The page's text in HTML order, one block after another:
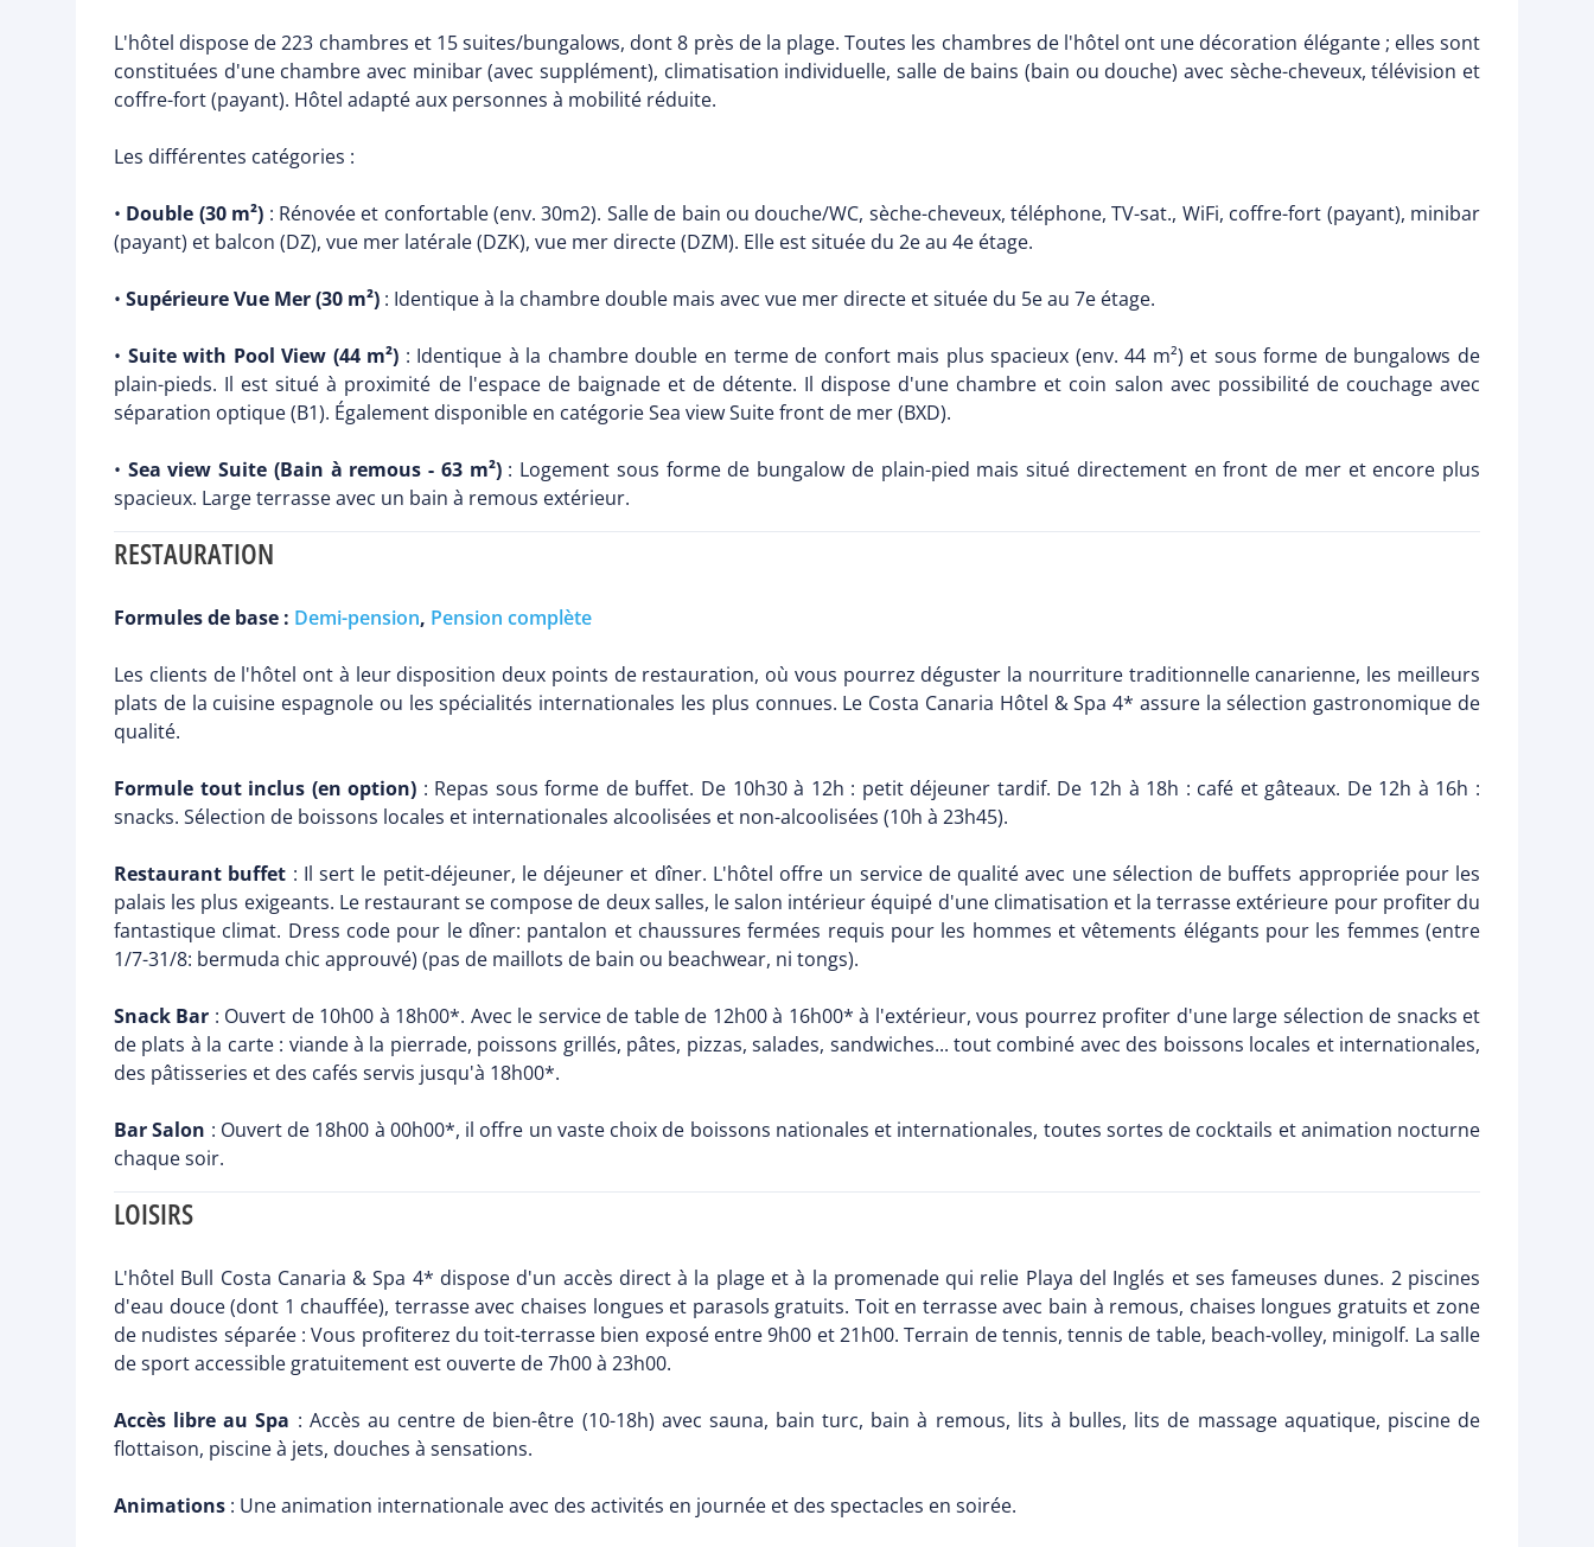
L'hôtel dispose de 223 chambres et 15 suites/bungalows, dont 8 près de la plage. Toutes les chambres de l'hôtel ont une décoration élégante ; elles sont
constituées d'une chambre avec minibar (avec supplément), climatisation individuelle, salle de bains (bain ou douche) avec sèche-cheveux, télévision et
coffre-fort (payant). Hôtel adapté aux personnes à mobilité réduite.
Les différentes catégories :
• Double (30 m²) : Rénovée et confortable (env. 30m2). Salle de bain ou douche/WC, sèche-cheveux, téléphone, TV-sat., WiFi, coffre-fort (payant), minibar
(payant) et balcon (DZ), vue mer latérale (DZK), vue mer directe (DZM). Elle est située du 2e au 4e étage.
• Supérieure Vue Mer (30 m²) : Identique à la chambre double mais avec vue mer directe et située du 5e au 7e étage.
• Suite with Pool View (44 m²) : Identique à la chambre double en terme de confort mais plus spacieux (env. 44 m²) et sous forme de bungalows de
plain-pieds. Il est situé à proximité de l'espace de baignade et de détente. Il dispose d'une chambre et coin salon avec possibilité de couchage avec
séparation optique (B1). Également disponible en catégorie Sea view Suite front de mer (BXD).
• Sea view Suite (Bain à remous - 63 m²): Logement sous forme de bungalow de plain-pied mais situé directement en front de mer et encore plus
spacieux. Large terrasse avec un bain à remous extérieur.
RESTAURATION
Formules de base : Demi-pension, Pension complète
Les clients de l'hôtel ont à leur disposition deux points de restauration, où vous pourrez déguster la nourriture traditionnelle canarienne, les meilleurs
plats de la cuisine espagnole ou les spécialités internationales les plus connues. Le Costa Canaria Hôtel & Spa 4* assure la sélection gastronomique de
qualité.
Formule tout inclus (en option) : Repas sous forme de buffet. De 10h30 à 12h : petit déjeuner tardif. De 12h à 18h : café et gâteaux. De 12h à 16h :
snacks. Sélection de boissons locales et internationales alcoolisées et non-alcoolisées (10h à 23h45).
Restaurant buffet : Il sert le petit-déjeuner, le déjeuner et dîner. L'hôtel offre un service de qualité avec une sélection de buffets appropriée pour les
palais les plus exigeants. Le restaurant se compose de deux salles, le salon intérieur équipé d'une climatisation et la terrasse extérieure pour profiter du
fantastique climat. Dress code pour le dîner: pantalon et chaussures fermées requis pour les hommes et vêtements élégants pour les femmes (entre
1/7-31/8: bermuda chic approuvé) (pas de maillots de bain ou beachwear, ni tongs).
Snack Bar : Ouvert de 10h00 à 18h00*. Avec le service de table de 12h00 à 16h00* à l'extérieur, vous pourrez profiter d'une large sélection de snacks et
de plats à la carte : viande à la pierrade, poissons grillés, pâtes, pizzas, salades, sandwiches... tout combiné avec des boissons locales et internationales,
des pâtisseries et des cafés servis jusqu'à 18h00*.
Bar Salon : Ouvert de 18h00 à 00h00*, il offre un vaste choix de boissons nationales et internationales, toutes sortes de cocktails et animation nocturne
chaque soir.
LOISIRS
L'hôtel Bull Costa Canaria & Spa 4* dispose d'un accès direct à la plage et à la promenade qui relie Playa del Inglés et ses fameuses dunes. 2 piscines
d'eau douce (dont 1 chauffée), terrasse avec chaises longues et parasols gratuits. Toit en terrasse avec bain à remous, chaises longues gratuits et zone
de nudistes séparée : Vous profiterez du toit-terrasse bien exposé entre 9h00 et 21h00. Terrain de tennis, tennis de table, beach-volley, minigolf. La salle
de sport accessible gratuitement est ouverte de 7h00 à 23h00.
Accès libre au Spa : Accès au centre de bien-être (10-18h) avec sauna, bain turc, bain à remous, lits à bulles, lits de massage aquatique, piscine de
flottaison, piscine à jets, douches à sensations.
Animations : Une animation internationale avec des activités en journée et des spectacles en soirée.